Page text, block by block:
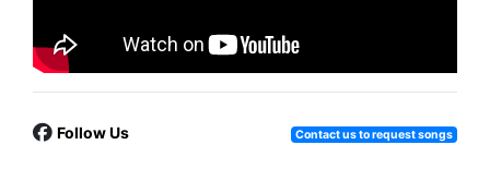
Follow Us Contact us to request songs